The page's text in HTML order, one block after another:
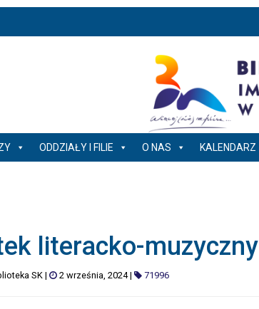
ODDZIAŁY I FILIE O NAS KALENDARZ
literacko-muzyczny
SK| 2 września, 2024| 71996